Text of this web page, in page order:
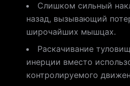
Слишком сильный
назад, вызывающий
широчайших мышцах.
Раскачивание
инерции вместо
контролируемого